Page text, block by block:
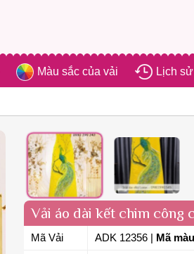
Màu sắc của vải Lịch
Vải áo dài kết chim công
Mã Vải ADK 12356 Mã